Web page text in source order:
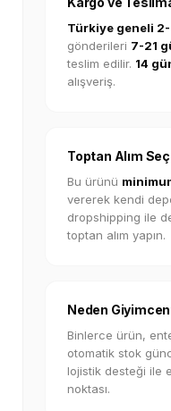
Türkiye geneli
gönderileri 7-21
teslim edilir. 14
alışveriş.
Toptan Alım
Bu ürünü
vererek kendi
dropshipping ile
toptan alım yapın.
Neden
Binlerce ürün,
otomatik stok
lojistik desteği ile
noktası.